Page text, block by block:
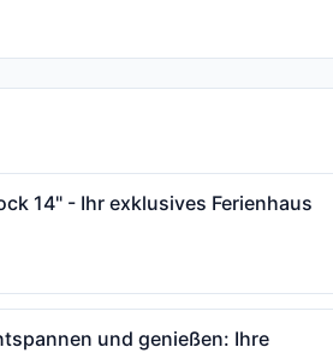
14" - Ihr exklusives Ferienhaus
und genießen: Ihre